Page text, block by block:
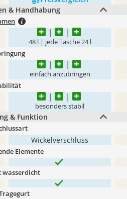
& Handhabung
48 l | jede Tasche 24 l
einfach anzubringen
besonders stabil
& Funktion
Wickelverschluss
Elemente
wasserdicht